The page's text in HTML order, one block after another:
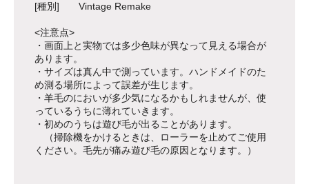
[種別] Vintage Remake
<注意点>
・画面上と実物では多少色味が異なって見える場合が
あります。
・サイズは真ん中で測っています。ハンドメイドのた
め測る場所によって誤差が生じます。
・羊毛のにおいが多少気になるかもしれませんが、使
っているうちに薄れていきます。
・初めのうちは遊び毛が出ることがあります。
（掃除機をかけるときは、ローラーを止めてご使用
ください。毛先が痛み遊び毛の原因となります。）